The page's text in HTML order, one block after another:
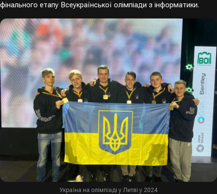
фінального етапу Всеукраїнської олімпіади з інформатики.
Україна на олімпіаді у Литві у 2024